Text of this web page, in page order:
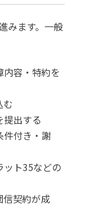
みます。一般
容・特約を
む
提出する
件付き・謝
ット35などの
信契約が成